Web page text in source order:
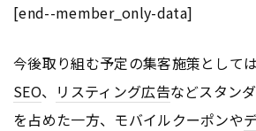
[end--member_only-data]
今後取り組む予定の集客施策として
SEO、 リスティング広告などスタン
を占めた一方、モバイルクーポンや